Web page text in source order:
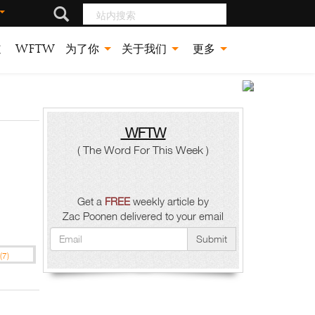
站内搜索
WFTW 为了你 关于我们 更多
(7)
WFTW
( The Word For This Week )
Get a FREEweekly article by
Zac Poonen delivered to your email
Submit